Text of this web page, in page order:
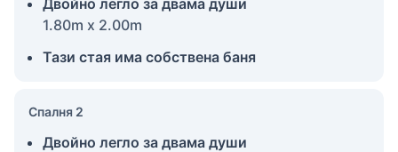
1.80m x 2.00m
Тази стая има собствена баня
Спалня 2
Двойно легло за двама души